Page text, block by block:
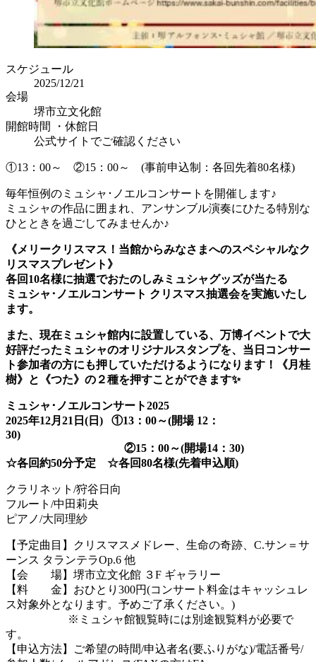
スケジュール
2025/12/21
会場
堺市立文化館
開館時間 ・休館日
公式サイトでご確認ください
①13：00～ ②15：00～ (事前申込制：各回先着80名様)
毎年恒例のミュシャ･ノエルコンサートを開催します♪
ミュシャの作品に囲まれ、アンサンブル演奏にひたる特別な
ひとときを過ごしてみませんか♪
《メリークリスマス！当館からみなさまへのスペシャルなク
リスマスプレゼント》
各回10名様に抽選でおたのしみミュシャグッズが当たる
ミュシャ･ノエルコンサート クリスマス抽選会を実施いたし
ます。
また、現在ミュシャ館内に設置している、万博イベントで大
好評だったミュシャのオリジナルスタンプを、当日コンサー
ト参加者の方にも押していただけるようになります！
《月桂
樹》と《つた》の２種を押すことができます✨
ミュシャ･ノエルコンサート2025
2025年12月21日(日) ①13：00～(開場 12：
30)
②15：00～(開場14：30)
☆各回約50分予定 ☆各回80名様(先着申込順)
クラリネット/狩谷日向
フルート/中田莉央
ピアノ/大同理紗
【予定曲目】クリスマスメドレー、生命の奇跡、C.サン＝サ
ーンス タランテラOp.6 他
【会 場】堺市立文化館 ３F ギャラリー
【料 金】おひとり300円(コンサート料金はキャッシュレ
ス対象外となります。予めご了承ください。)
※ミュシャ館観覧時には別途観覧料が必要で
す。
【申込方法】ご希望の時間/申込者名(要ふりがな)/電話番号/